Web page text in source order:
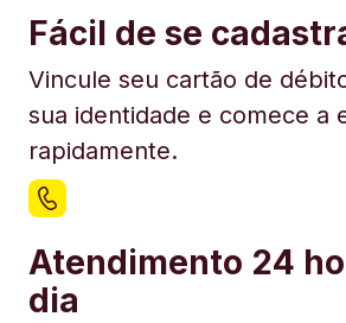
Fácil de se
Vincule seu cartão de
sua identidade e comece a
rapidamente.
Atendimento 24
dia